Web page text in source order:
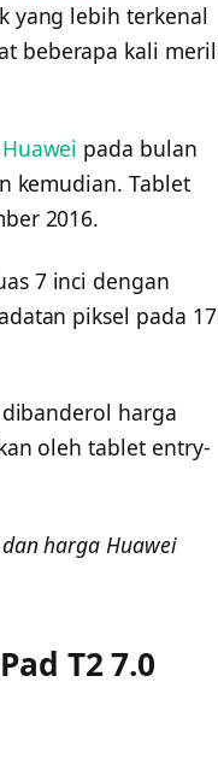
yang lebih terkenal
beberapa kali
Huawei pada bulan
kemudian. Tablet
2016.
7 inci dengan
piksel pada
harga
oleh tablet entry-
harga Huawei
T2 7.0